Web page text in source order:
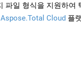
파일 형식을 지원하여
Aspose.Total Cloud 플